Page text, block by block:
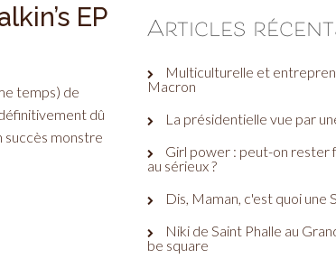
EP
temps) de
dû
succès monstre
Articles
Multiculturelle et
Macron
La présidentielle vue par
Girl power : peut-on rester
au sérieux ?
Dis, Maman, c'est quoi une
Niki de Saint Phalle au
be square